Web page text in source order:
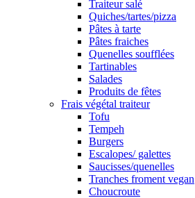
Traiteur salé
Quiches/tartes/pizza
Pâtes à tarte
Pâtes fraiches
Quenelles soufflées
Tartinables
Salades
Produits de fêtes
Frais végétal traiteur
Tofu
Tempeh
Burgers
Escalopes/ galettes
Saucisses/quenelles
Tranches froment vegan
Choucroute